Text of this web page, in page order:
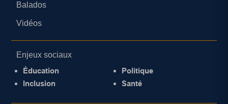
Balados
Vidéos
Enjeux sociaux
Éducation
Inclusion
Politique
Santé